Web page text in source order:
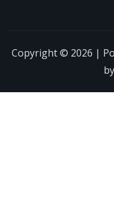
Copyright © 2026 |
by